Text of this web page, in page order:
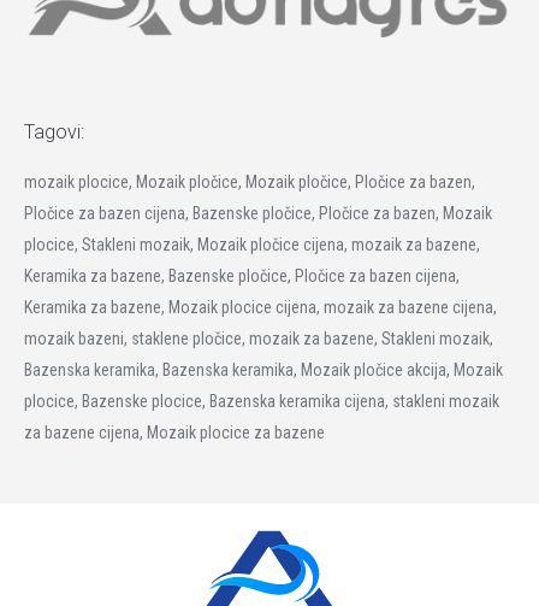
Tagovi:
mozaik plocice, Mozaik pločice, Mozaik pločice, Pločice za bazen,
Pločice za bazen cijena, Bazenske pločice, Pločice za bazen, Mozaik
plocice, Stakleni mozaik, Mozaik pločice cijena, mozaik za bazene,
Keramika za bazene, Bazenske pločice, Pločice za bazen cijena,
Keramika za bazene, Mozaik plocice cijena, mozaik za bazene cijena,
mozaik bazeni, staklene pločice, mozaik za bazene, Stakleni mozaik,
Bazenska keramika, Bazenska keramika, Mozaik pločice akcija, Mozaik
plocice, Bazenske plocice, Bazenska keramika cijena, stakleni mozaik
za bazene cijena, Mozaik plocice za bazene